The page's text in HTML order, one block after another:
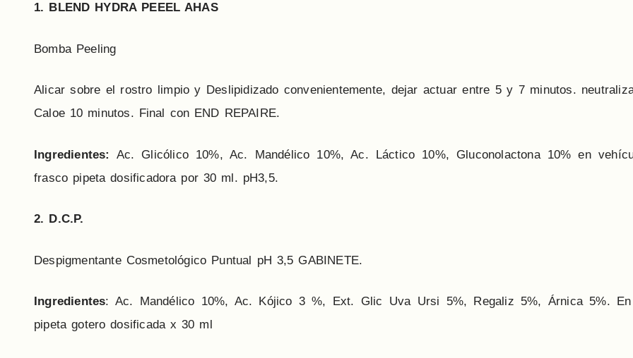
1. BLEND HYDRA PEEEL AHAS
Bomba Peeling
Alicar sobre el rostro limpio y Deslipidizado convenientemente, dejar actuar entre 5 y 7 minutos.
Caloe 10 minutos. Final con END REPAIRE.
Ingredientes:
Ac. Glicólico 10%, Ac. Mandélico 10%, Ac. Láctico 10%, Gluconolactona 10% en
frasco pipeta dosificadora por 30 ml. pH3,5.
2. D.C.P.
Despigmentante Cosmetológico Puntual pH 3,5 GABINETE.
Ingredientes: Ac. Mandélico 10%, Ac. Kójico 3 %, Ext. Glic Uva Ursi 5%, Regaliz 5%, Árnica 5%.
pipeta gotero dosificada x 30 ml